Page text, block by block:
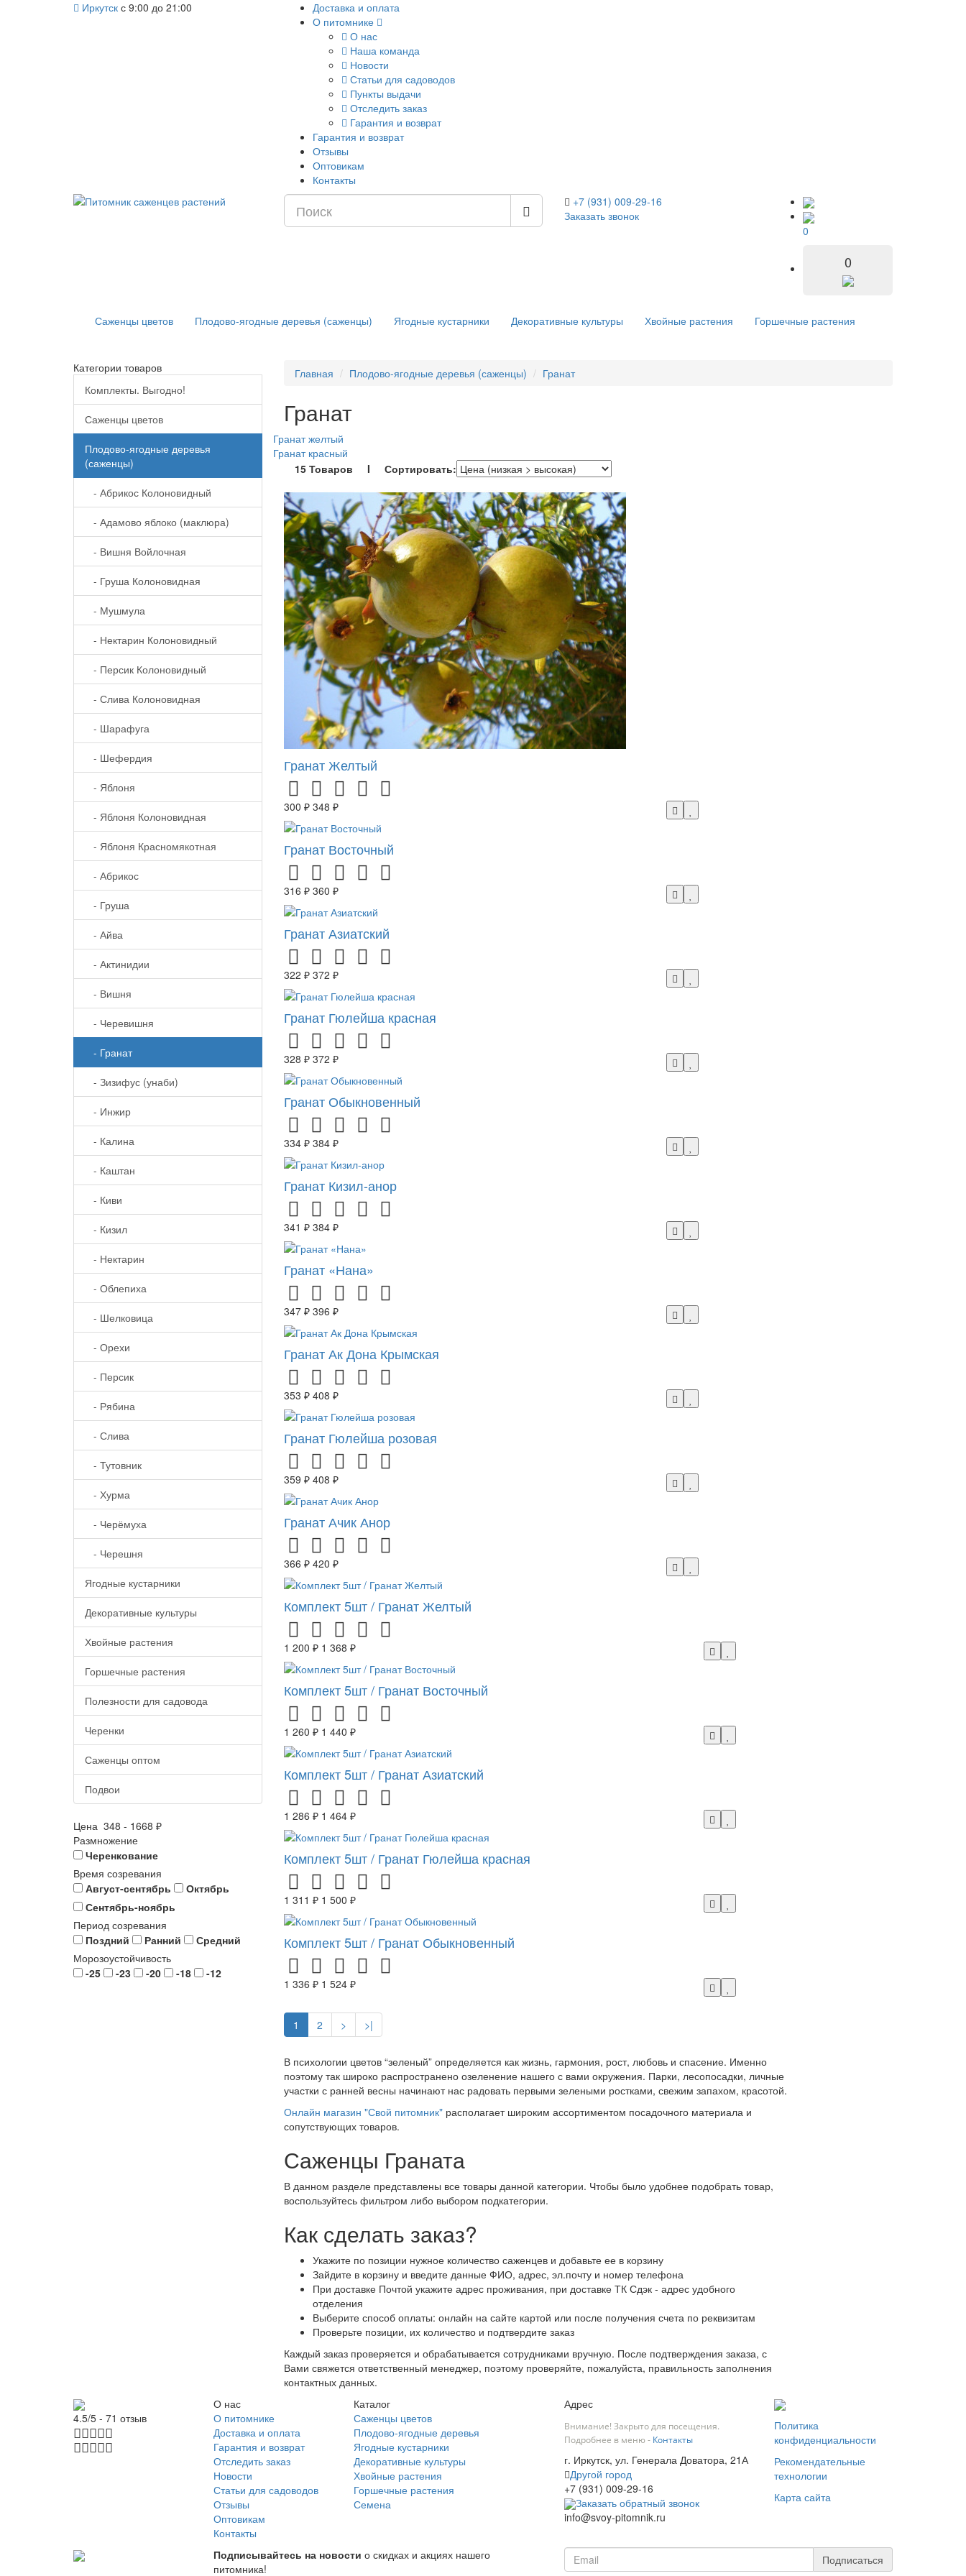
Иркутск с 9:00 до 21:00
Доставка и оплата
О питомнике
О нас
Наша команда
Новости
Статьи для садоводов
Пункты выдачи
Отследить заказ
Гарантия и возврат
Гарантия и возврат
Отзывы
Оптовикам
Контакты
+7 (931) 009-29-16
Заказать звонок
0
0
Саженцы цветов Плодово-ягодные деревья (саженцы) Ягодные кустарники Декоративные культуры Хвойные растения Горшечные растения
Категории товаров
Комплекты. Выгодно!
Саженцы цветов
Плодово-ягодные деревья
(саженцы)
- Абрикос Колоновидный
- Адамово яблоко (маклюра)
- Вишня Войлочная
- Груша Колоновидная
- Мушмула
- Нектарин Колоновидный
- Персик Колоновидный
- Слива Колоновидная
- Шарафуга
- Шефердия
- Яблоня
- Яблоня Колоновидная
- Яблоня Красномякотная
- Абрикос
- Груша
- Айва
- Актинидии
- Вишня
- Черевишня
- Гранат
- Зизифус (унаби)
- Инжир
- Калина
- Каштан
- Киви
- Кизил
- Нектарин
- Облепиха
- Шелковица
- Орехи
- Персик
- Рябина
- Слива
- Тутовник
- Хурма
- Черёмуха
- Черешня
Ягодные кустарники
Декоративные культуры
Хвойные растения
Горшечные растения
Полезности для садовода
Черенки
Саженцы оптом
Подвои
Цена 348 - 1668 ₽
Размножение
Черенкование
Время созревания
Август-сентябрь
Октябрь
Сентябрь-ноябрь
Период созревания
Поздний
Ранний
Средний
Морозоустойчивость
-25
-23 -20 -18 -12
Главная Плодово-ягодные деревья (саженцы) Гранат
Гранат
Гранат желтый
Гранат красный
15 Товаров I Сортировать:
Гранат Желтый
300 ₽ 348 ₽
Гранат Восточный
316 ₽ 360 ₽
Гранат Азиатский
322 ₽ 372 ₽
Гранат Гюлейша красная
328 ₽ 372 ₽
Гранат Обыкновенный
334 ₽ 384 ₽
Гранат Кизил-анор
341 ₽ 384 ₽
Гранат «Нана»
347 ₽ 396 ₽
Гранат Ак Дона Крымская
353 ₽ 408 ₽
Гранат Гюлейша розовая
359 ₽ 408 ₽
Гранат Ачик Анор
366 ₽ 420 ₽
Комплект 5шт / Гранат Желтый
1 200 ₽ 1 368 ₽
Комплект 5шт / Гранат Восточный
1 260 ₽ 1 440 ₽
Комплект 5шт / Гранат Азиатский
1 286 ₽ 1 464 ₽
Комплект 5шт / Гранат Гюлейша красная
1 311 ₽ 1 500 ₽
Комплект 5шт / Гранат Обыкновенный
1 336 ₽ 1 524 ₽
1 2 > >|
В психологии цветов “зеленый” определяется как жизнь, гармония, рост, любовь и спасение. Именно
поэтому так широко распространено озеленение нашего с вами окружения. Парки, лесопосадки, личные
участки с ранней весны начинают нас радовать первыми зелеными ростками, свежим запахом, красотой.
Онлайн магазин "Свой питомник"располагает широким ассортиментом посадочного материала и
сопутствующих товаров.
Саженцы Граната
В данном разделе представлены все товары данной категории. Чтобы было удобнее подобрать товар,
воспользуйтесь фильтром либо выбором подкатегории.
Как сделать заказ?
Укажите по позиции нужное количество саженцев и добавьте ее в корзину
Зайдите в корзину и введите данные ФИО, адрес, эл.почту и номер телефона
При доставке Почтой укажите адрес проживания, при доставке ТК Сдэк - адрес удобного
отделения
Выберите способ оплаты: онлайн на сайте картой или после получения счета по реквизитам
Проверьте позиции, их количество и подтвердите заказ
Каждый заказ проверяется и обрабатывается сотрудниками вручную. После подтверждения заказа, с
Вами свяжется ответственный менеджер, поэтому проверяйте, пожалуйста, правильность заполнения
контактных данных.
4.5/5 - 71 отзыв
О нас
О питомнике
Доставка и оплата
Гарантия и возврат
Отследить заказ
Новости
Статьи для садоводов
Отзывы
Оптовикам
Контакты
Каталог
Саженцы цветов
Плодово-ягодные деревья
Ягодные кустарники
Декоративные культуры
Хвойные растения
Горшечные растения
Семена
Адрес
Внимание! Закрыто для посещения.
Подробнее в меню - Контакты
г. Иркутск, ул. Генерала Доватора, 21А
Другой город
+7 (931) 009-29-16
Заказать обратный звонок
info@svoy-pitomnik.ru
Политика
конфиденциальности
Рекомендательные
технологии
Карта сайта
Подписывайтесь на новости о скидках и акциях нашего
питомника!
Подписаться